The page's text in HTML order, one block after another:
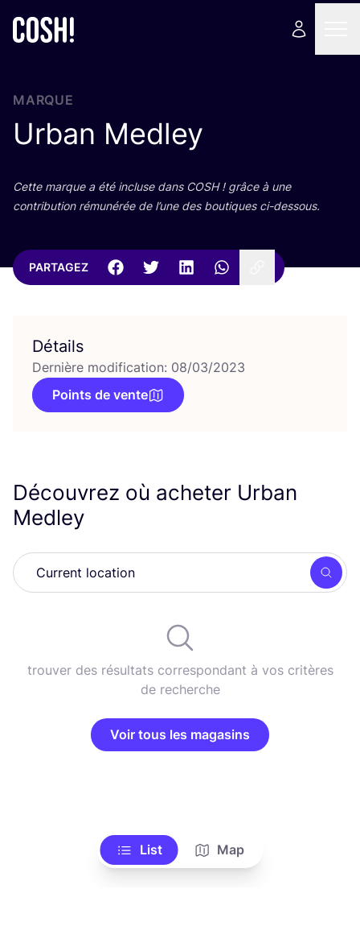
MARQUE
Urban Medley
Cette marque a été incluse dans COSH! grâce à une
contri­bu­tion rému­né­rée de l’une des bou­tiques ci-dessous.
PARTAGEZ
Détails
Dernière modification: 08/03/2023
Points de vente
Découvrez où acheter Urban
Medley
trouver des résultats correspondant à vos critères
de recherche
Voir tous les magasins
List Map